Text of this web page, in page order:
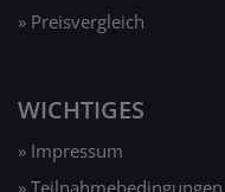
» Preisvergleich
WICHTIGES
» Impressum
» Teilnahmebedingungen